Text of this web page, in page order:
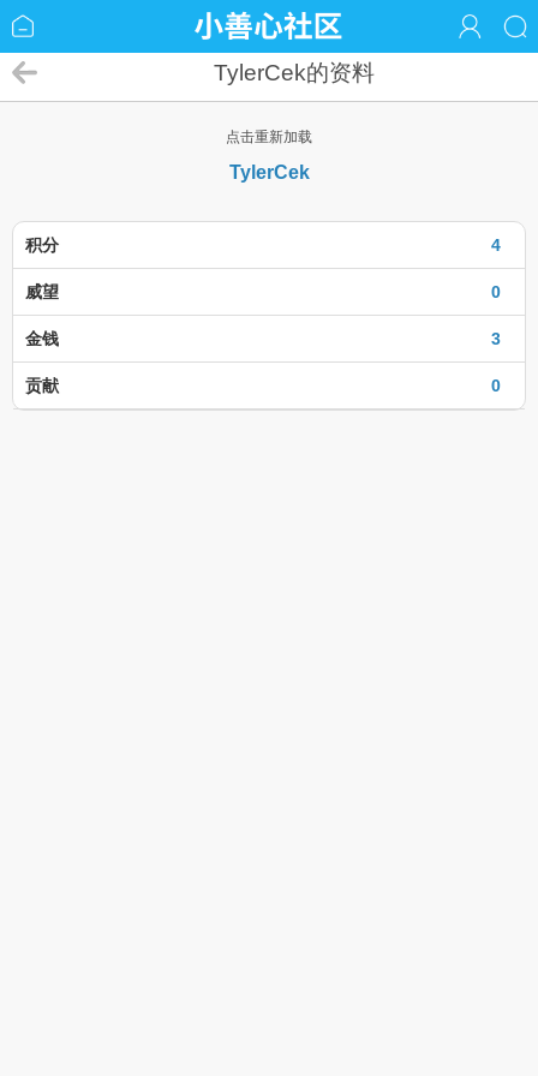
TylerCek的资料
点击重新加载
TylerCek
4
积分
0
威望
3
金钱
0
贡献